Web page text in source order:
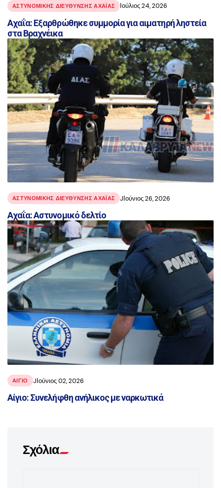
ΑΣΤΥΝΟΜΙΚΉΣ ΔΙΕΎΘΥΝΣΗΣ ΑΧΑΪ́ΑΣ Ιούλιος 24, 2026
Αχαΐα: Εξαρθρώθηκε συμμορία για αιματηρή ληστεία
στα Βραχνέικα
ΑΣΤΥΝΟΜΙΚΉΣ ΔΙΕΎΘΥΝΣΗΣ ΑΧΑΪ́ΑΣ JΙούνιος 26, 2026
Αχαΐα: Αστυνομικό δελτίο
ΑΙΓΙΟ JΙούνιος 02, 2026
Αίγιο: Συνελήφθη ανήλικος με ναρκωτικά
Σχόλια